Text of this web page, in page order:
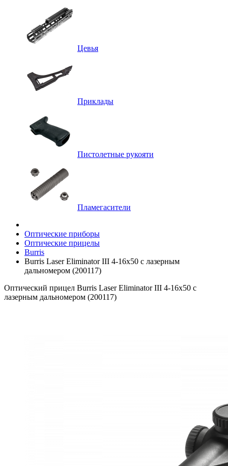
Цевья
Приклады
Пистолетные рукояти
Пламегасители
Оптические приборы
Оптические прицелы
Burris
Burris Laser Eliminator III 4-16x50 с лазерным
дальномером (200117)
Оптический прицел Burris Laser Eliminator III 4-16x50 с
лазерным дальномером (200117)